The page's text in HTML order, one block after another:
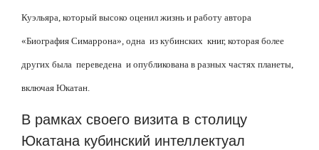
Куэльяра, который высоко оценил жизнь и работу автора
«Биография Симаррона», одна из кубинских книг, которая более
других была переведена и опубликована в разных частях планеты,
включая Юкатан.
В рамках своего визита в столицу
Юкатана кубинский интеллектуал